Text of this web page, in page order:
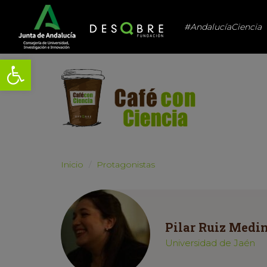
Abrir barra de herramientas
#AndalucíaCiencia
Inicio Protagonistas
Pilar Ruiz
Universidad de Jaén